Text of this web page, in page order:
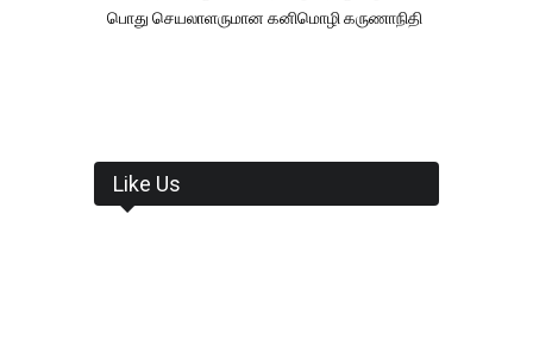
பொது செயலாளருமான கனிமொழி கருணாநிதி
Like Us